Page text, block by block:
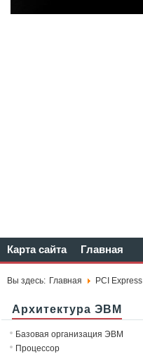
Карта сайта Главная
Вы здесь: Главная PCI Express
Архитектура ЭВМ
Базовая организация ЭВМ
Процессор